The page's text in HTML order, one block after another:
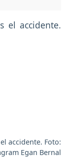
accidente. Foto:
Egan Bernal